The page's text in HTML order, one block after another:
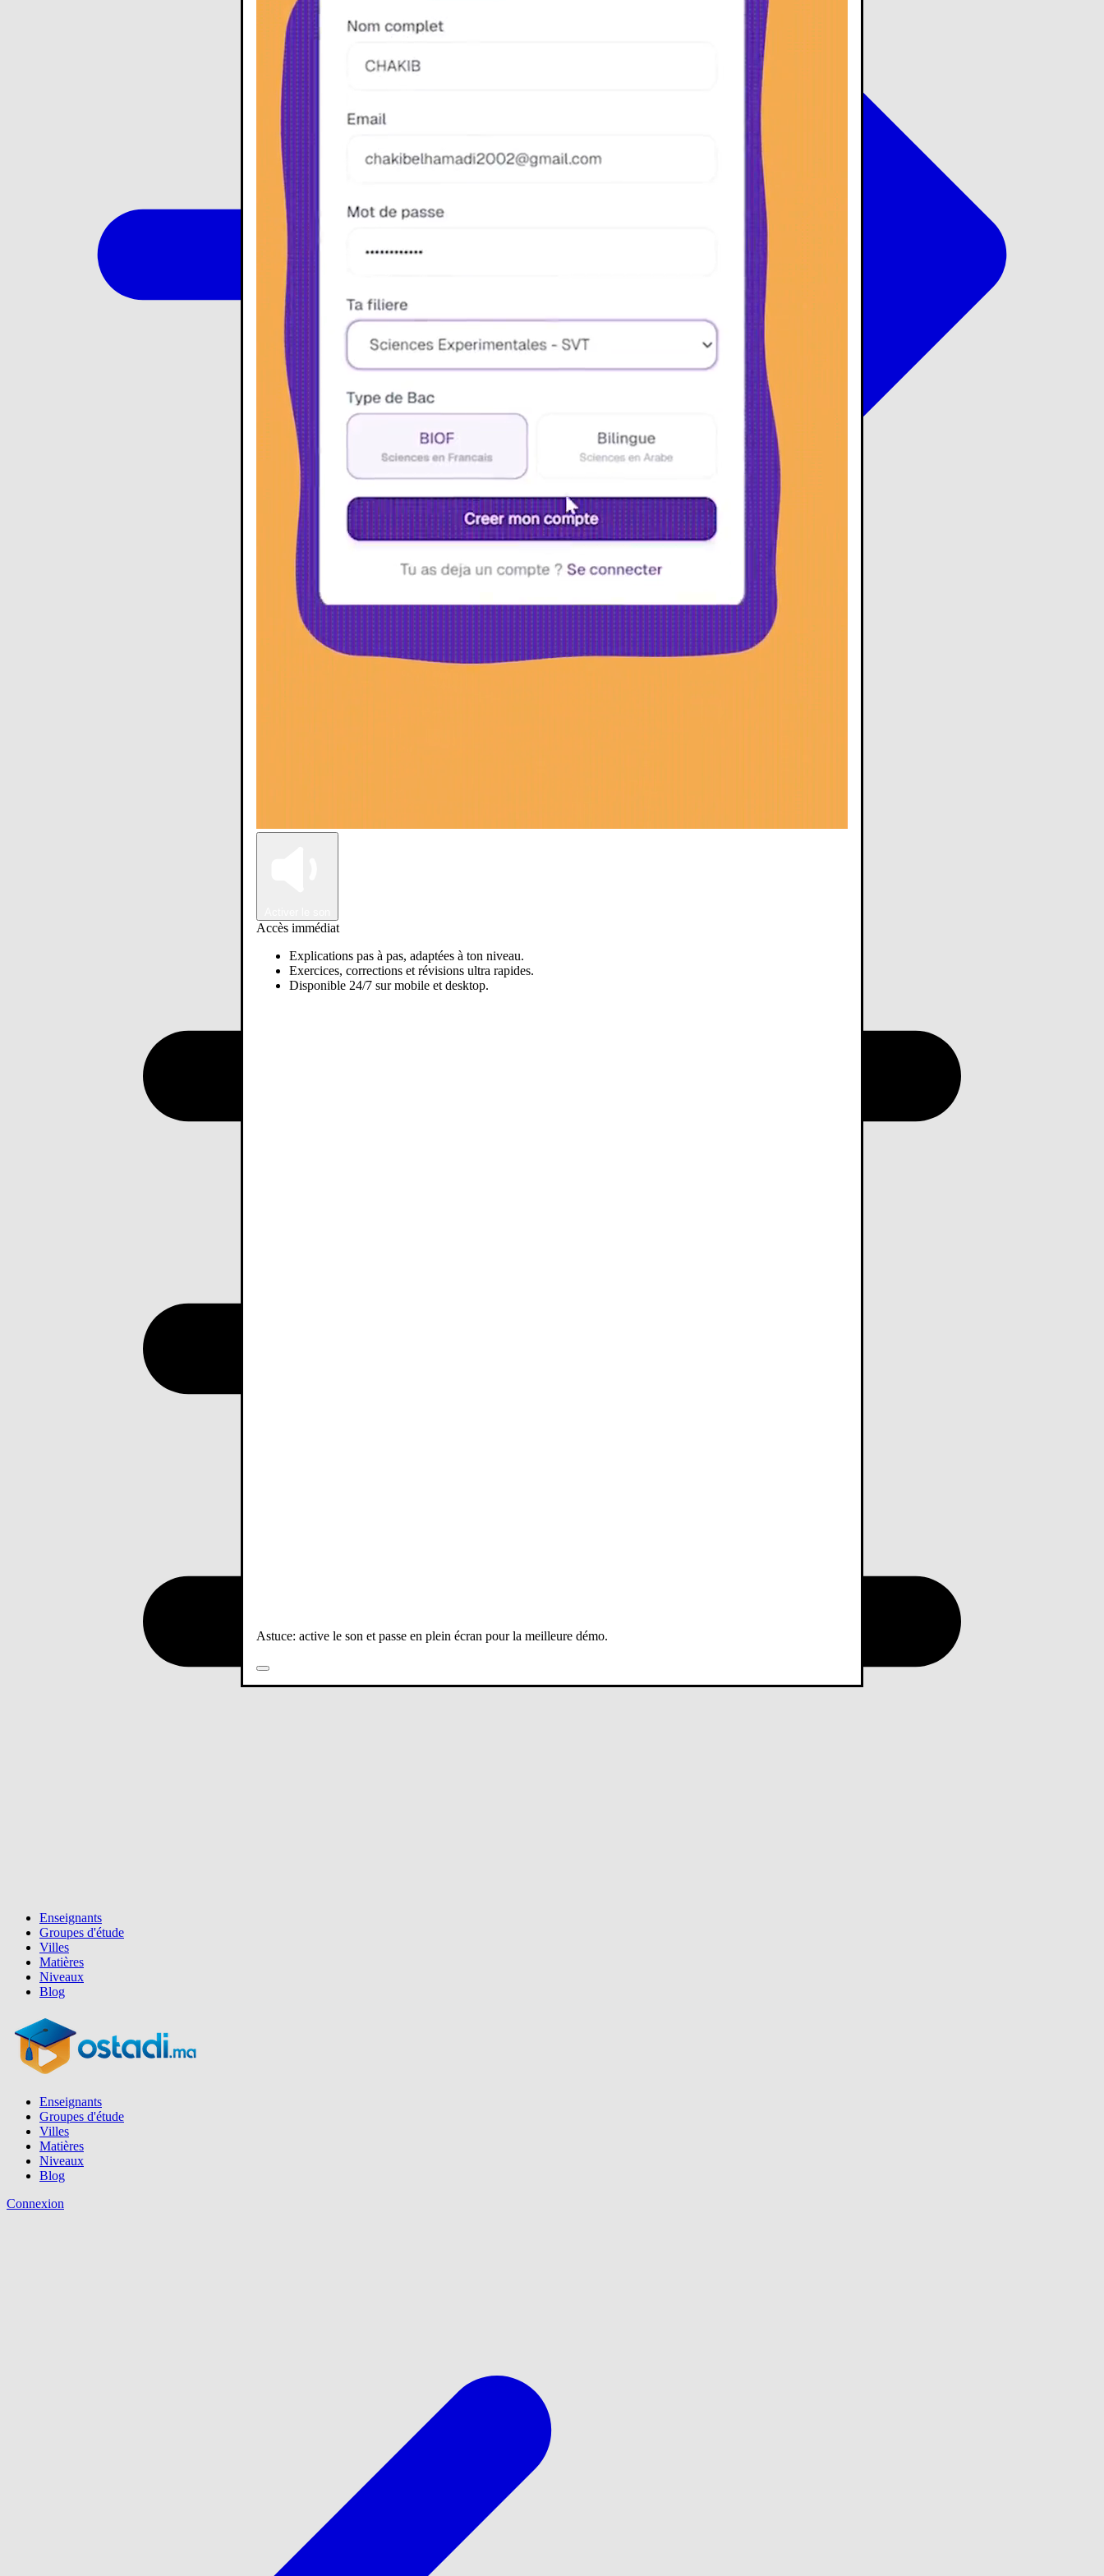
Enseignants
Groupes d'étude
Villes
Matières
Niveaux
Blog
Enseignants
Groupes d'étude
Villes
Matières
Niveaux
Blog
Connexion
Accès immédiat
Explications pas à pas, adaptées à ton niveau.
Exercices, corrections et révisions ultra rapides.
Disponible 24/7 sur mobile et desktop.
Astuce: active le son et passe en plein écran pour la meilleure démo.